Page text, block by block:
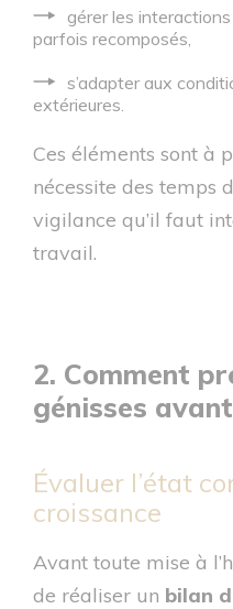
gérer les
parfois recomposés,
s’adapter aux
extérieures.
Ces éléments sont à
nécessite des temps
vigilance qu’il faut
travail.
2. Comment
génisses
Évaluer l’état
croissance
Avant toute mise à
de réaliser un bilan